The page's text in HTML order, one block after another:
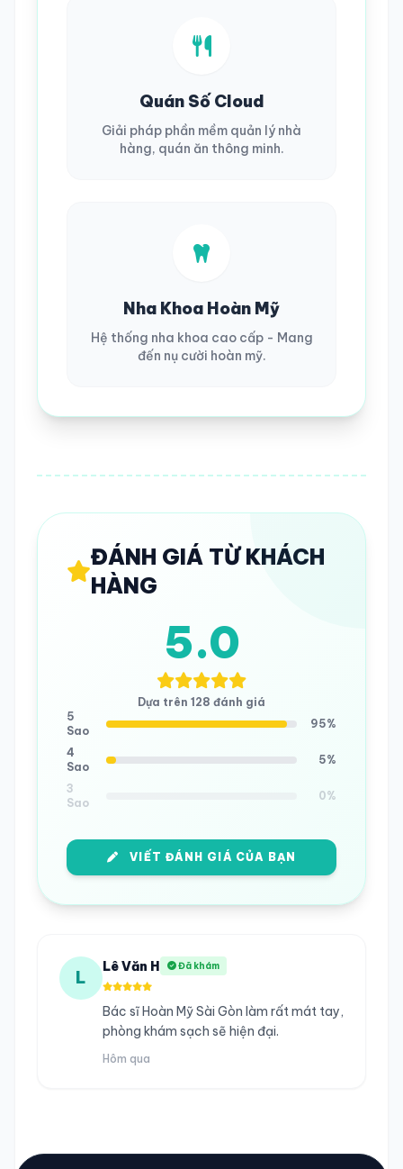
Quán Số Cloud
Giải pháp phần mềm quản lý nhà
hàng, quán ăn thông minh.
Nha Khoa Hoàn Mỹ
Hệ thống nha khoa cao cấp - Mang
đến nụ cười hoàn mỹ.
ĐÁNH GIÁ TỪ KHÁCH
HÀNG
5.0
Dựa trên 128 đánh giá
5
Sao
95%
4
Sao
5%
3
Sao
0%
VIẾT ĐÁNH GIÁ CỦA BẠN
L
Lê Văn H Đã khám
Bác sĩ Hoàn Mỹ Sài Gòn làm rất mát tay,
phòng khám sạch sẽ hiện đại.
Hôm qua